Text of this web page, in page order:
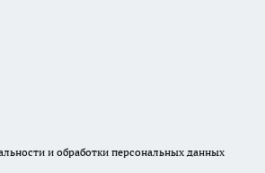
и обработки персональных данных